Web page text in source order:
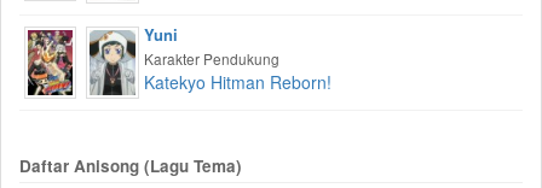
Yuni
Karakter Pendukung
Katekyo Hitman Reborn!
Daftar Anisong (Lagu Tema)